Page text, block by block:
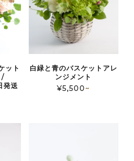
ット
/
発送
白緑と青のバスケットアレ
ンジメント
¥5,500~